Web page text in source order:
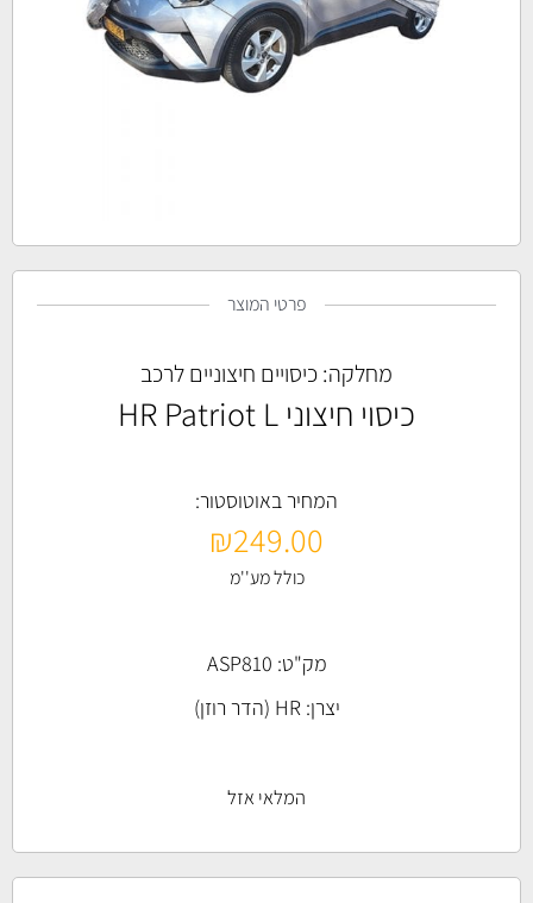
פרטי המוצר
מחלקה:כיסויים חיצוניים לרכב
כיסוי חיצוני HR Patriot L
המחיר באוטוסטור:
₪249.00
כולל מע''מ
מק"ט: ASP810
יצרן:HR (הדר רוזן)
המלאי אזל